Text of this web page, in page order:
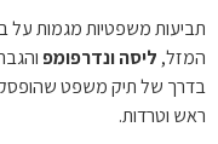
תביעות משפטיות מגמות על
המזל, ליסה ונדרפומפ
בדרך של תיק משפט שהופסק,
ראש וטרדות.